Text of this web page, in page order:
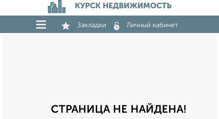
КУРСК НЕДВИЖИМОСТЬ
Закладки Личный кабинет
СТРАНИЦА НЕ НАЙДЕНА!